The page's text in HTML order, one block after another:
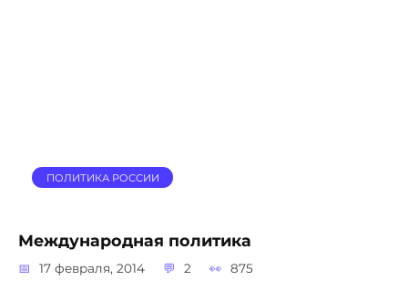
ПОЛИТИКА РОССИИ
Международная политика
17 февраля, 2014 2 875